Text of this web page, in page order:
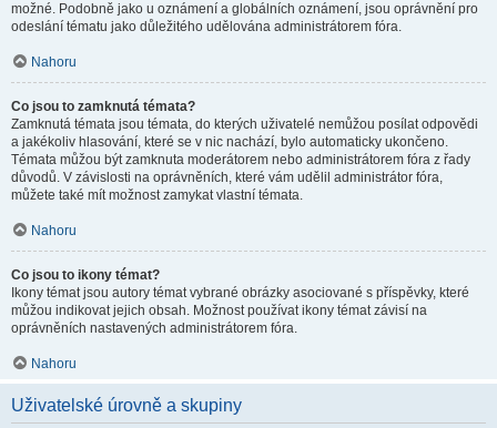
možné. Podobně jako u oznámení a globálních oznámení, jsou oprávnění pro
odeslání tématu jako důležitého udělována administrátorem fóra.
Nahoru
Co jsou to zamknutá témata?
Zamknutá témata jsou témata, do kterých uživatelé nemůžou posílat odpovědi
a jakékoliv hlasování, které se v nic nachází, bylo automaticky ukončeno.
Témata můžou být zamknuta moderátorem nebo administrátorem fóra z řady
důvodů. V závislosti na oprávněních, které vám udělil administrátor fóra,
můžete také mít možnost zamykat vlastní témata.
Nahoru
Co jsou to ikony témat?
Ikony témat jsou autory témat vybrané obrázky asociované s příspěvky, které
můžou indikovat jejich obsah. Možnost používat ikony témat závisí na
oprávněních nastavených administrátorem fóra.
Nahoru
Uživatelské úrovně a skupiny